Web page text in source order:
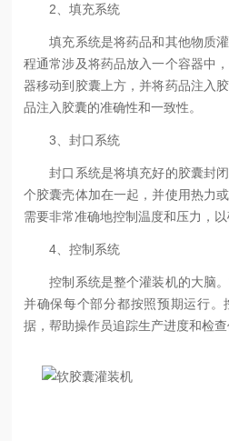
2、填充系统
填充系统是将药品和其他物质灌
程通常涉及将药品放入一个容器中
器移动到胶囊上方，并将药品注入
品注入胶囊的准确性和一致性。
3、封口系统
封口系统是将填充好的胶囊封闭
个胶囊壳体加在一起，并使用热力
需要非常准确地控制温度和压力，以
4、控制系统
控制系统是整个灌装机的大脑。
并确保每个部分都按照预期运行
据，帮助操作员追踪生产进度和检查